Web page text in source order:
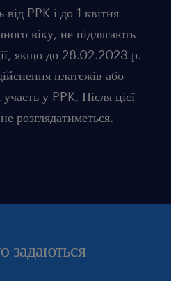
PPK і до 1 квітня
віку, не підлягають
якщо до 28.02.2023 р.
платежів або
у PPK. Після цієї
розглядатиметься.
задаються